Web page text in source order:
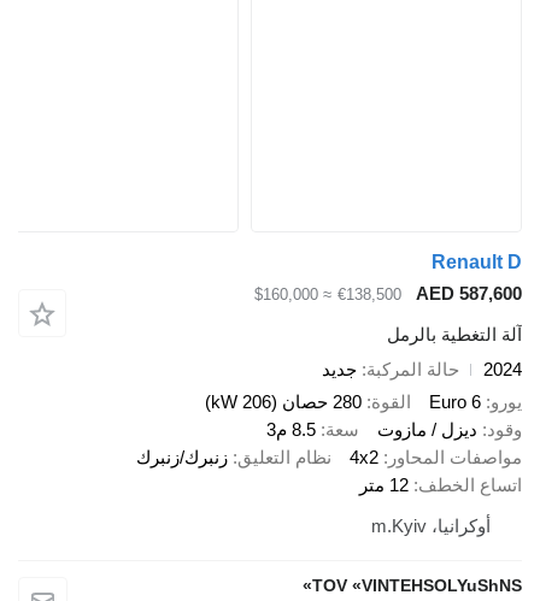
Renault D
AED 587,600
€138,500
≈ $160,000
آلة التغطية بالرمل
2024
حالة المركبة جديد
يورو Euro 6 القوة 280 حصان (206 kW)
وقود ديزل / مازوت سعة 8.5 م3
مواصفات المحاور
4x2 نظام التعليق زنبرك/زنبرك
اتساع الخطف 12 متر
أوكرانيا، m.Kyiv
TOV «VINTEHSOLYuShNS»